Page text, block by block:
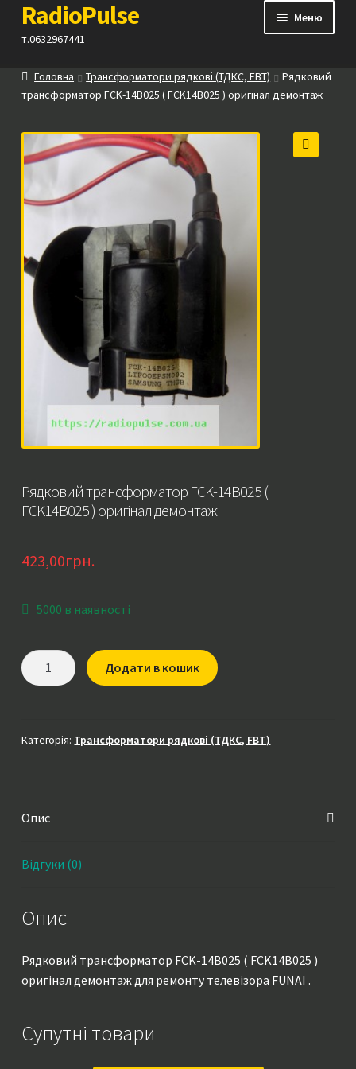
Перейти
до
Перейти
до
RadioPulse
т.0632967441
Меню
Каталог
Контакти
Прайс
Посилання
Головна Трансформатори рядкові (ТДКС, FBT)
Рядковий
трансформатор FCK-14B025 ( FCK14B025 ) оригінал демонтаж
Рядковий трансформатор FCK-14B025 (
FCK14B025 ) оригінал демонтаж
423,00грн.
5000 в наявності
Рядковий
трансформатор
(
демонтаж
Додати в кошик
Категорія: Трансформатори рядкові (ТДКС, FBT)
Опис
Відгуки (0)
Опис
Рядковий трансформатор FCK-14B025 ( FCK14B025 )
оригінал демонтаж для ремонту телевізора FUNAI .
Супутні товари